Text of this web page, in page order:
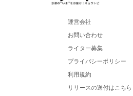
運営会社
お問い合わせ
ライター募集
プライバシーポリシー
利用規約
リリースの送付はこちら